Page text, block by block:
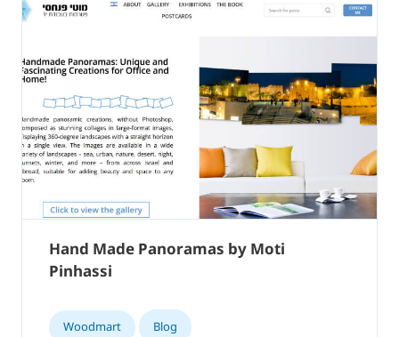
Hand Made Panoramas by Moti
Pinhassi
Woodmart Blog